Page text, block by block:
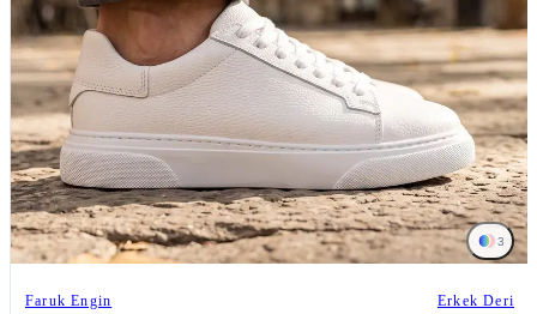
3
Faruk Engin Erkek Deri